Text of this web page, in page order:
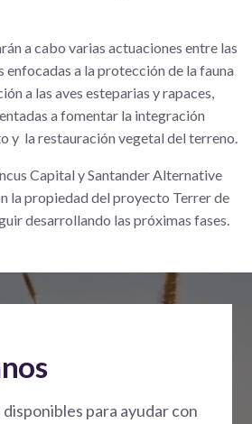
a cabo varias actuaciones entre las
enfocadas a la protección de la fauna
a las aves esteparias y rapaces,
a fomentar la integración
y la restauración vegetal del terreno.
Capital y Santander Alternative
la propiedad del proyecto Terrer de
desarrollando las próximas fases.
para ayudar con